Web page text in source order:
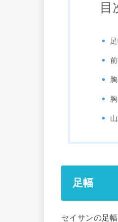
目
足幅
セイサンの足